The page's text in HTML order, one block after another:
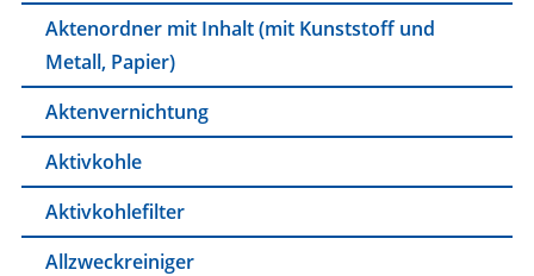
Aktenordner mit Inhalt (mit Kunststoff und
Metall, Papier)
Aktenvernichtung
Aktivkohle
Aktivkohlefilter
Allzweckreiniger